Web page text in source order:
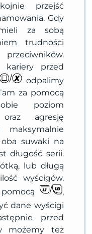
przejść
Gdy
za sobą
trudności
przed
odpalimy
za pomocą
poziom
agresję
maksymalnie
suwaki na
długość serii.
lub długą
wyścigów.
,
dane wyścigi
przed
możemy też